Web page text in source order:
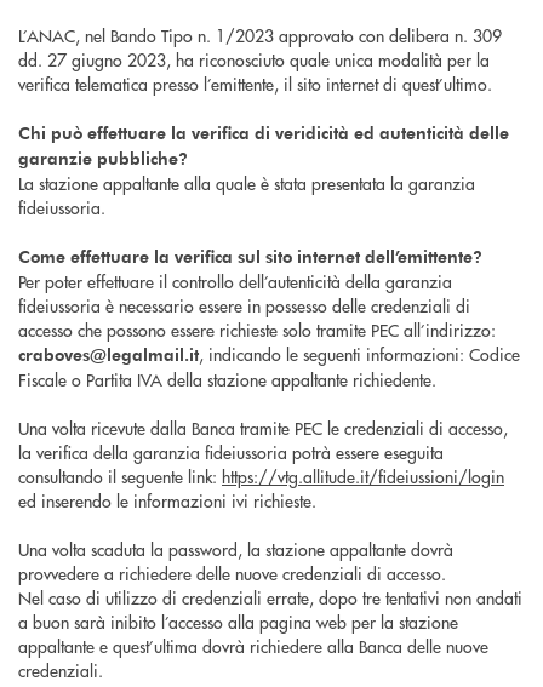
L’ANAC, nel Bando Tipo n. 1/2023 approvato con delibera n. 309
dd. 27 giugno 2023, ha riconosciuto quale unica modalità per la
verifica telematica presso l’emittente, il sito internet di quest’ultimo.
Chi può effettuare la verifica di veridicità ed autenticità delle
garanzie pubbliche?
La stazione appaltante alla quale è stata presentata la garanzia
fideiussoria.
Come effettuare la verifica sul sito internet dell’emittente?
Per poter effettuare il controllo dell’autenticità della garanzia
fideiussoria è necessario essere in possesso delle credenziali di
accesso che possono essere richieste solo tramite PEC all’indirizzo:
craboves@legalmail.it, indicando le seguenti informazioni: Codice
Fiscale o Partita IVA della stazione appaltante richiedente.
Una volta ricevute dalla Banca tramite PEC le credenziali di accesso,
la verifica della garanzia fideiussoria potrà essere eseguita
consultando il seguente link: https://vtg.allitude.it/fideiussioni/login
ed inserendo le informazioni ivi richieste.
Una volta scaduta la password, la stazione appaltante dovrà
provvedere a richiedere delle nuove credenziali di accesso.
Nel caso di utilizzo di credenziali errate, dopo tre tentativi non andati
a buon sarà inibito l’accesso alla pagina web per la stazione
appaltante e quest’ultima dovrà richiedere alla Banca delle nuove
credenziali.